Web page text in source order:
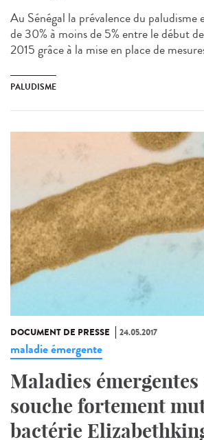
Au Sénégal la prévalence du paludisme
de 30% à moins de 5% entre le début
2015 grâce à la mise en place de
PALUDISME
DOCUMENT DE PRESSE 24.05.2017
maladie émergente
Maladies émergentes
souche fortement
bactérie